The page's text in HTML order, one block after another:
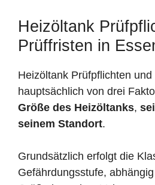
Heizöltank
Prüffristen in
Heizöltank Prüfpflichten
hauptsächlich von drei
Größe des Heizöltanks,
seinem Standort.
Grundsätzlich erfolgt die
Gefährdungsstufe,